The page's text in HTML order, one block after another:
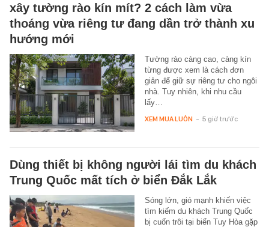
xây tường rào kín mít? 2 cách làm vừa
thoáng vừa riêng tư đang dần trở thành xu
hướng mới
Tường rào càng cao, càng kín
từng được xem là cách đơn
giản để giữ sự riêng tư cho ngôi
nhà. Tuy nhiên, khi nhu cầu
lấy…
XEM MUA LUÔN - 5 giờ trước
Dùng thiết bị không người lái tìm du khách
Trung Quốc mất tích ở biển Đắk Lắk
Sóng lớn, gió mạnh khiến việc
tìm kiếm du khách Trung Quốc
bị cuốn trôi tại biển Tuy Hòa gặp